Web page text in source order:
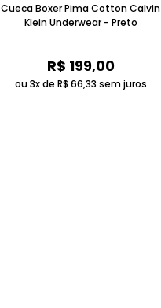
Cueca Boxer Pima Cotton Calvin
Klein Underwear - Preto
R$ 199,00
ou 3x de R$ 66,33 sem juros